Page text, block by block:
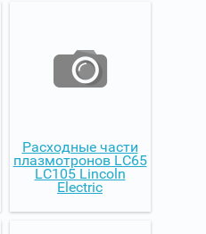
Расходные части
плазмотронов LC65
LC105 Lincoln
Electric